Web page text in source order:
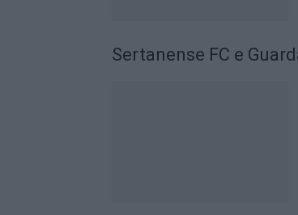
Sertanense FC e